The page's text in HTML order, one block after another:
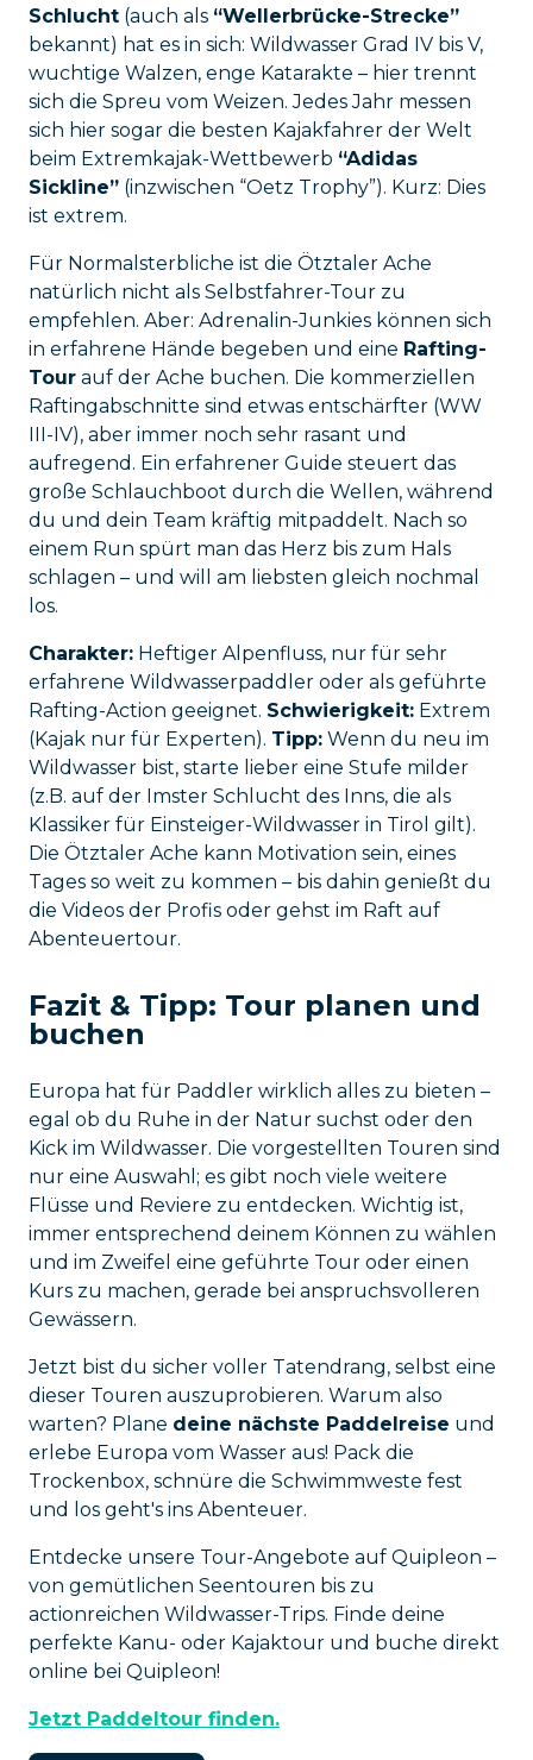
Schlucht (auch als “Wellerbrücke-Strecke”
bekannt) hat es in sich: Wildwasser Grad IV bis V,
wuchtige Walzen, enge Katarakte – hier trennt
sich die Spreu vom Weizen. Jedes Jahr messen
sich hier sogar die besten Kajakfahrer der Welt
beim Extremkajak-Wettbewerb “Adidas
Sickline” (inzwischen “Oetz Trophy”). Kurz: Dies
ist extrem.
Für Normalsterbliche ist die Ötztaler Ache
natürlich nicht als Selbstfahrer-Tour zu
empfehlen. Aber: Adrenalin-Junkies können sich
in erfahrene Hände begeben und eine Rafting-
Tour auf der Ache buchen. Die kommerziellen
Raftingabschnitte sind etwas entschärfter (WW
III-IV), aber immer noch sehr rasant und
aufregend. Ein erfahrener Guide steuert das
große Schlauchboot durch die Wellen, während
du und dein Team kräftig mitpaddelt. Nach so
einem Run spürt man das Herz bis zum Hals
schlagen – und will am liebsten gleich nochmal
los.
Charakter: Heftiger Alpenfluss, nur für sehr
erfahrene Wildwasserpaddler oder als geführte
Rafting-Action geeignet. Schwierigkeit: Extrem
(Kajak nur für Experten). Tipp: Wenn du neu im
Wildwasser bist, starte lieber eine Stufe milder
(z.B. auf der Imster Schlucht des Inns, die als
Klassiker für Einsteiger-Wildwasser in Tirol gilt).
Die Ötztaler Ache kann Motivation sein, eines
Tages so weit zu kommen – bis dahin genießt du
die Videos der Profis oder gehst im Raft auf
Abenteuertour.
Fazit & Tipp: Tour planen und
buchen
Europa hat für Paddler wirklich alles zu bieten –
egal ob du Ruhe in der Natur suchst oder den
Kick im Wildwasser. Die vorgestellten Touren sind
nur eine Auswahl; es gibt noch viele weitere
Flüsse und Reviere zu entdecken. Wichtig ist,
immer entsprechend deinem Können zu wählen
und im Zweifel eine geführte Tour oder einen
Kurs zu machen, gerade bei anspruchsvolleren
Gewässern.
Jetzt bist du sicher voller Tatendrang, selbst eine
dieser Touren auszuprobieren. Warum also
warten? Plane deine nächste Paddelreise und
erlebe Europa vom Wasser aus! Pack die
Trockenbox, schnüre die Schwimmweste fest
und los geht's ins Abenteuer.
Entdecke unsere Tour-Angebote auf Quipleon –
von gemütlichen Seentouren bis zu
actionreichen Wildwasser-Trips. Finde deine
perfekte Kanu- oder Kajaktour und buche direkt
online bei Quipleon!
Jetzt Paddeltour finden.